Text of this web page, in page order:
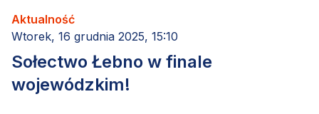
Aktualność
Wtorek, 16 grudnia 2025, 15:10
Sołectwo Łebno w finale
wojewódzkim!